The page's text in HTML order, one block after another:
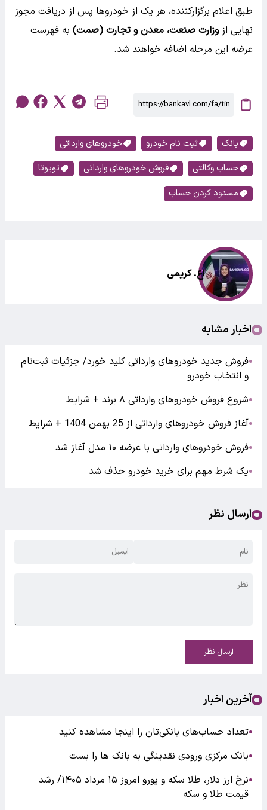
طبق اعلام برگزارکننده، هر یک از خودروها پس از دریافت مجوز
نهایی ازوزارت صنعت، معدن و تجارت (صمت) به فهرست
عرضه این مرحله اضافه خواهند شد.
بانک ثبت نام خودرو
خودروهای وارداتی
حساب وکالتی
فروش خودروهای وارداتی
تویوتا
مسدود کردن حساب
اع. کریمی
اخبار مشابه
●فروش جدید خودروهای وارداتی کلید خورد/ جزئیات ثبت‌نام
و انتخاب خودرو
●شروع فروش خودروهای وارداتی ۸ برند + شرایط
●آغاز فروش خودروهای وارداتی از 25 بهمن 1404 + شرایط
●فروش خودروهای وارداتی با عرضه ۱۰ مدل آغاز شد
●یک شرط مهم برای خرید خودرو حذف شد
ارسال نظر
ارسال نظر
آخرین اخبار
●تعداد حساب‌های بانکی‌تان را اینجا مشاهده کنید
●بانک مرکزی ورودی نقدینگی به بانک ها را بست
●
نرخ ارز دلار، طلا سکه و یورو امروز ۱۵ مرداد ۱۴۰۵/ رشد
قیمت طلا و سکه